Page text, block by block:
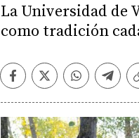
La Universidad de
como tradición
Facebook
TwitterWhatsapp